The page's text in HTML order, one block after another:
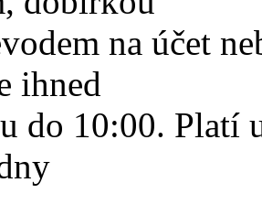
na účet
ihned
do 10:00. Platí